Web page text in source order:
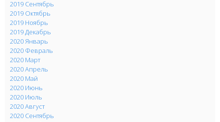
2019 Сентябрь
2019 Октябрь
2019 Ноябрь
2019 Декабрь
2020 Январь
2020 Февраль
2020 Март
2020 Апрель
2020 Май
2020 Июнь
2020 Июль
2020 Август
2020 Сентябрь